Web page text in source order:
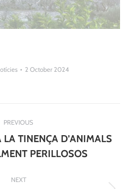
2 October 2024
PREVIOUS
Previous
post:
LA TINENÇA D’ANIMALS
PERILLOSOS
NEXT